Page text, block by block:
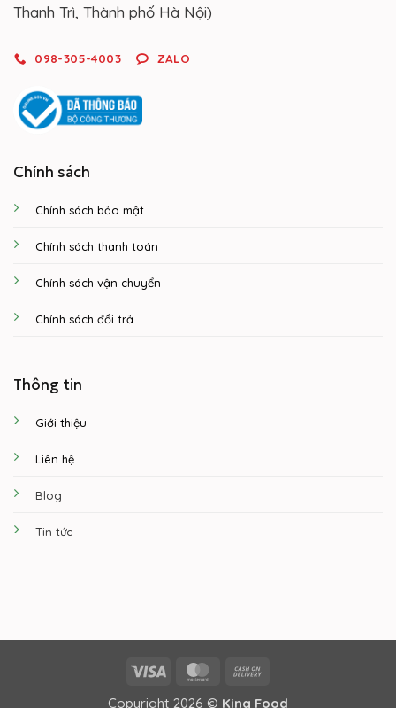
Thanh Trì, Thành phố Hà Nội)
098-305-4003 ZALO
Chính sách
Chính sách bảo mật
Chính sách thanh toán
Chính sách vận chuyển
Chính sách đổi trả
Thông tin
Giới thiệu
Liên hệ
Blog
Tin tức
Visa MasterCard
Copyright 2026 © King Food